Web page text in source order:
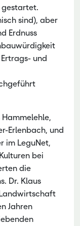
gestartet.
sind), aber
Erdnuss
und
Erlenbach, und
im LeguNet,
bei
die
Dr. Klaus
Jahren